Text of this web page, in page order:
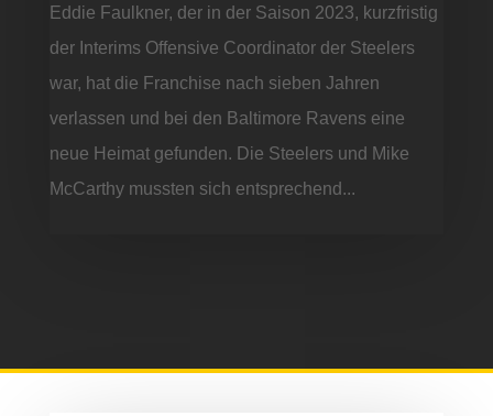
Eddie Faulkner, der in der Saison 2023, kurzfristig
der Interims Offensive Coordinator der Steelers
war, hat die Franchise nach sieben Jahren
verlassen und bei den Baltimore Ravens eine
neue Heimat gefunden. Die Steelers und Mike
McCarthy mussten sich entsprechend...